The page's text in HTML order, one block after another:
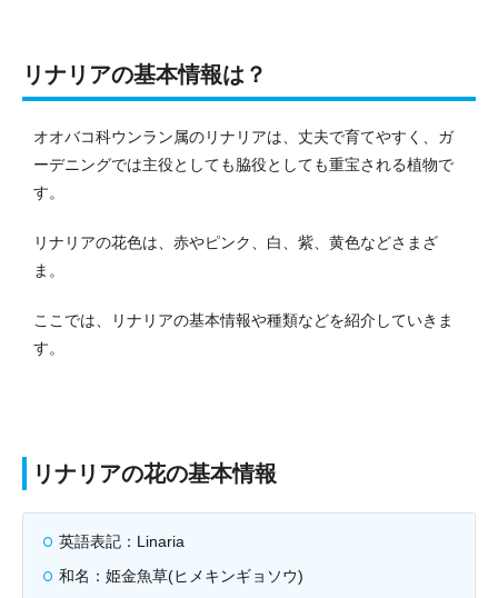
リナリアの基本情報は？
オオバコ科ウンラン属のリナリアは、丈夫で育てやすく、ガ
ーデニングでは主役としても脇役としても重宝される植物で
す。
リナリアの花色は、赤やピンク、白、紫、黄色などさまざ
ま。
ここでは、リナリアの基本情報や種類などを紹介していきま
す。
リナリアの花の基本情報
英語表記：Linaria
和名：姫金魚草(ヒメキンギョソウ)